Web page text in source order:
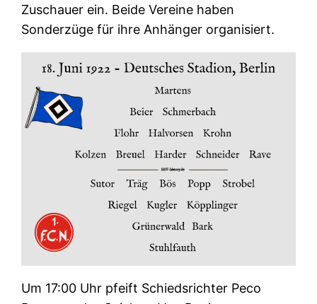
Zuschauer ein. Beide Vereine haben
Sonderzüge für ihre Anhänger organisiert.
Um 17:00 Uhr pfeift Schiedsrichter Peco